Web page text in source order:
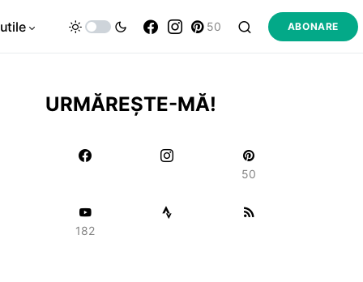
50 ABONARE
URMĂREȘTE-MĂ!
50
182